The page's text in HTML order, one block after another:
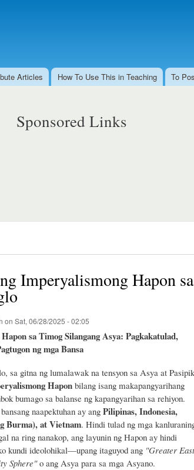
Articles How To Use This in Teaching To
Sponsored Links
Imperyalismong Hapon sa
on Sat, 06/28/2025 - 02:05
sa Timog Silangang Asya: Pagkakatulad,
ng mga Bansa
sa gitna ng lumalawak na tensyon sa Asya at
Hapon bilang isang makapangyarihang
bumago sa balanse ng kapangyarihan sa rehiyon.
naapektuhan ay ang Pilipinas, Indonesia,
Burma), at Vietnam. Hindi tulad ng mga
na ring nanakop, ang layunin ng Hapon ay hindi
kundi ideolohikal—upang itaguyod ang "Greater East
Sphere"o ang Asya para sa mga Asyano.